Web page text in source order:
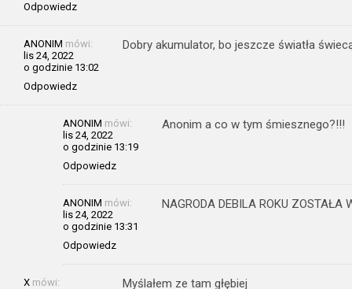
Odpowiedz
ANONIM mówi:
lis 24, 2022
o godzinie 13:02
Odpowiedz
Dobry akumulator, bo jeszcze światła
ANONIM mówi:
lis 24, 2022
o godzinie 13:19
Odpowiedz
Anonim a co w tym śmiesznego?!!!
ANONIM mówi:
lis 24, 2022
o godzinie 13:31
Odpowiedz
NAGRODA DEBILA ROKU ZOSTAŁA
X mówi:
Myślałem ze tam głębiej